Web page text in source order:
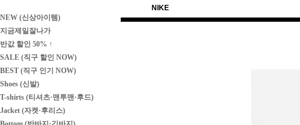
NEW (신상아이템)
지금제일잘나가
반값 할인 50% ↑
SALE (직구 할인 NOW)
BEST (직구 인기 NOW)
Shoes (신발)
T-shirts (티셔츠·맨투맨·후드)
Jacket (자켓·후리스)
NIKE